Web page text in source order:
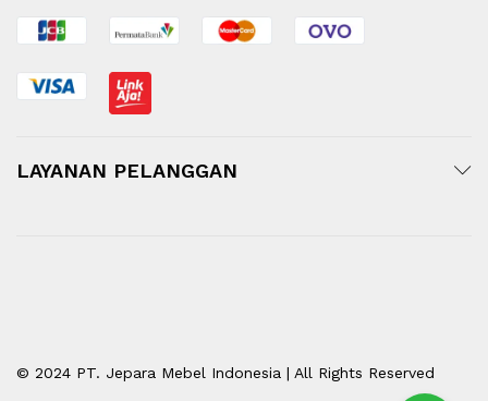
LAYANAN PELANGGAN
© 2024 PT. Jepara Mebel Indonesia | All Rights Reserved